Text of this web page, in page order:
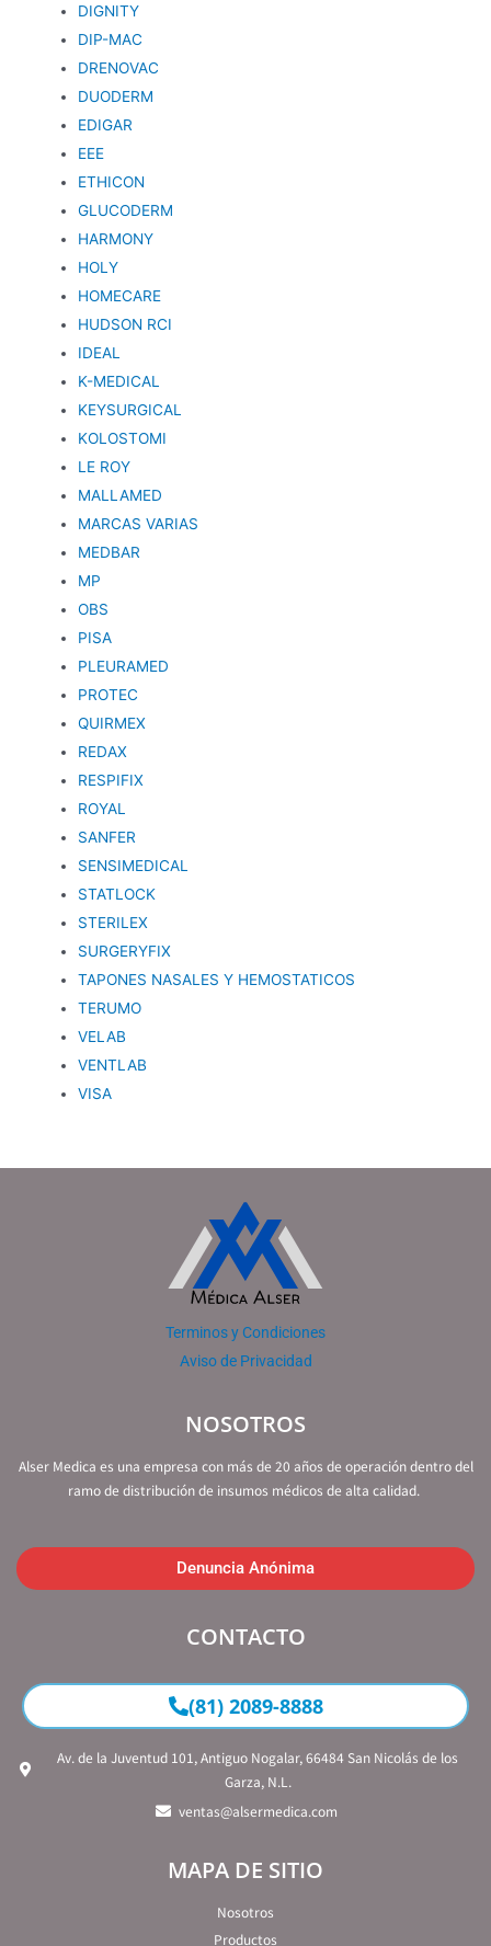
DIGNITY
DIP-MAC
DRENOVAC
DUODERM
EDIGAR
EEE
ETHICON
GLUCODERM
HARMONY
HOLY
HOMECARE
HUDSON RCI
IDEAL
K-MEDICAL
KEYSURGICAL
KOLOSTOMI
LE ROY
MALLAMED
MARCAS VARIAS
MEDBAR
MP
OBS
PISA
PLEURAMED
PROTEC
QUIRMEX
REDAX
RESPIFIX
ROYAL
SANFER
SENSIMEDICAL
STATLOCK
STERILEX
SURGERYFIX
TAPONES NASALES Y HEMOSTATICOS
TERUMO
VELAB
VENTLAB
VISA
Terminos y Condiciones
Aviso de Privacidad
NOSOTROS
Alser Medica es una empresa con más de 20 años de operación dentro del
ramo de distribución de insumos médicos de alta calidad.
Denuncia Anónima
CONTACTO
(81) 2089-8888
Av. de la Juventud 101, Antiguo Nogalar, 66484 San Nicolás de los
Garza, N.L.
ventas@alsermedica.com
MAPA DE SITIO
Nosotros
Productos